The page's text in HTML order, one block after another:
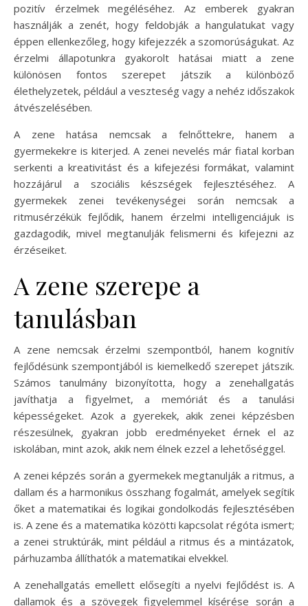
pozitív érzelmek megéléséhez. Az emberek gyakran
használják a zenét, hogy feldobják a hangulatukat vagy
éppen ellenkezőleg, hogy kifejezzék a szomorúságukat. Az
érzelmi állapotunkra gyakorolt hatásai miatt a zene
különösen fontos szerepet játszik a különböző
élethelyzetek, például a veszteség vagy a nehéz időszakok
átvészelésében.
A zene hatása nemcsak a felnőttekre, hanem a
gyermekekre is kiterjed. A zenei nevelés már fiatal korban
serkenti a kreativitást és a kifejezési formákat, valamint
hozzájárul a szociális készségek fejlesztéséhez. A
gyermekek zenei tevékenységei során nemcsak a
ritmusérzékük fejlődik, hanem érzelmi intelligenciájuk is
gazdagodik, mivel megtanulják felismerni és kifejezni az
érzéseiket.
A zene szerepe a
tanulásban
A zene nemcsak érzelmi szempontból, hanem kognitív
fejlődésünk szempontjából is kiemelkedő szerepet játszik.
Számos tanulmány bizonyította, hogy a zenehallgatás
javíthatja a figyelmet, a memóriát és a tanulási
képességeket. Azok a gyerekek, akik zenei képzésben
részesülnek, gyakran jobb eredményeket érnek el az
iskolában, mint azok, akik nem élnek ezzel a lehetőséggel.
A zenei képzés során a gyermekek megtanulják a ritmus, a
dallam és a harmonikus összhang fogalmát, amelyek segítik
őket a matematikai és logikai gondolkodás fejlesztésében
is. A zene és a matematika közötti kapcsolat régóta ismert;
a zenei struktúrák, mint például a ritmus és a mintázatok,
párhuzamba állíthatók a matematikai elvekkel.
A zenehallgatás emellett elősegíti a nyelvi fejlődést is. A
dallamok és a szövegek figyelemmel kísérése során a